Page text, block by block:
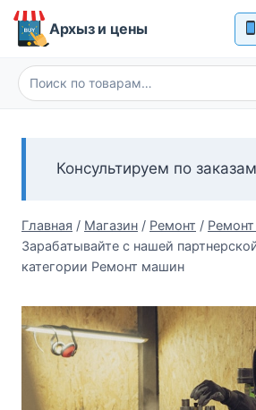
Перейти
Архыз и цены
Искать:
Консультируем по
Главная / Магазин / Ремонт /
Зарабатывайте с нашей
категории Ремонт машин